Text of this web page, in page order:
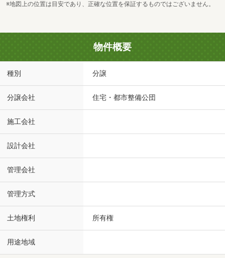
※地図上の位置は目安であり、正確な位置を保証するものではございません。
物件概要
種別 分譲
分譲会社 住宅・都市整備公団
施工会社
設計会社
管理会社
管理方式
土地権利 所有権
用途地域